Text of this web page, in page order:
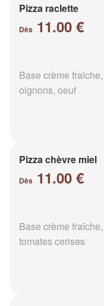
Pizza raclette
Dès 11.00 €
Base crème
oignons, oeuf
Pizza chèvre miel
Dès 11.00 €
Base crème
tomates cerises